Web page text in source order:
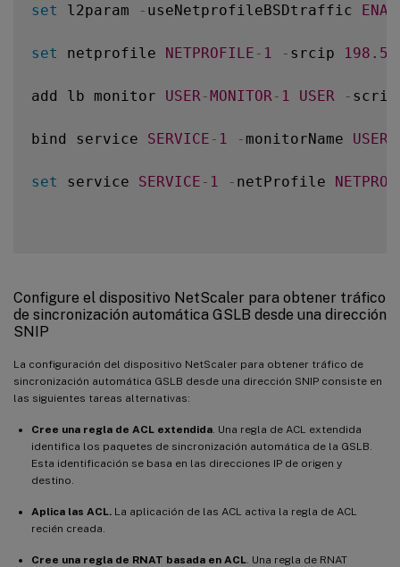
set l2param - useNetprofileBSDtraffic
set netprofile NETPROFILE - 1 - srcip 198.51
add lb monitor USER -MONITOR - 1 USER -
bind service SERVICE - 1 - monitorName USER
set service SERVICE - 1 - netProfile
Configure el dispositivo NetScaler para obtener tráfico
de sincronización automática GSLB desde una dirección
SNIP
La configuración del dispositivo NetScaler para obtener tráfico de
sincronización automática GSLB desde una dirección SNIP consiste en
las siguientes tareas alternativas:
Cree una regla de ACL extendida . Una regla de ACL extendida
identifica los paquetes de sincronización automática de la GSLB.
Esta identificación se basa en las direcciones IP de origen y
destino.
Aplica las ACL. La aplicación de las ACL activa la regla de ACL
recién creada.
Cree una regla de RNAT basada en ACL . Una regla de RNAT